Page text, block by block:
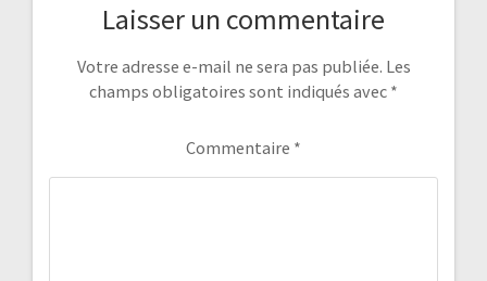
Laisser un commentaire
Votre adresse e-mail ne sera pas publiée. Les
champs obligatoires sont indiqués avec *
Commentaire *